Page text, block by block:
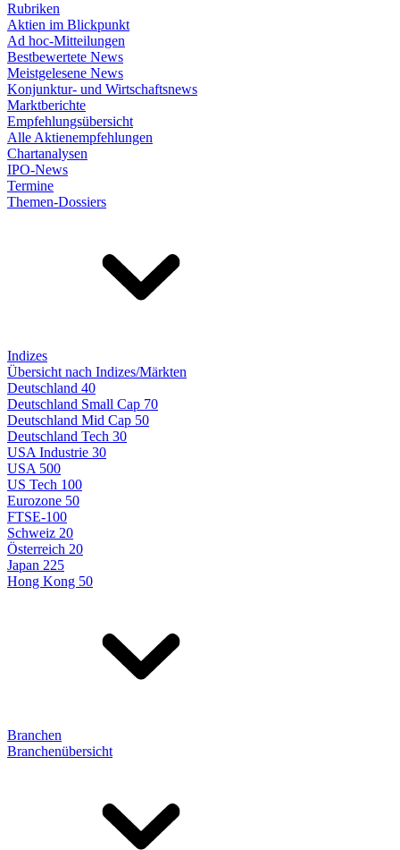
Rubriken
Aktien im Blickpunkt
Ad hoc-Mitteilungen
Bestbewertete News
Meistgelesene News
Konjunktur- und Wirtschaftsnews
Marktberichte
Empfehlungsübersicht
Alle Aktienempfehlungen
Chartanalysen
IPO-News
Termine
Themen-Dossiers
Indizes
Übersicht nach Indizes/Märkten
Deutschland 40
Deutschland Small Cap 70
Deutschland Mid Cap 50
Deutschland Tech 30
USA Industrie 30
USA 500
US Tech 100
Eurozone 50
FTSE-100
Schweiz 20
Österreich 20
Japan 225
Hong Kong 50
Branchen
Branchenübersicht